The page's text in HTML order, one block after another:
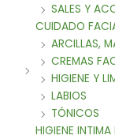
SALES Y
CUIDADO
ARCILLAS,
CREMAS
HIGIENE Y
LABIOS
TÓNICOS
HIGIENE